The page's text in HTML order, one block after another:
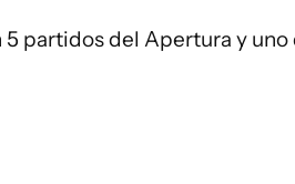
partidos del Apertura y uno